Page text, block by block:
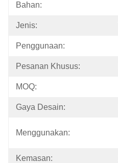
Bahan:
Jenis:
Penggunaan:
Pesanan Khusus:
MOQ:
Gaya Desain:
Menggunakan:
Kemasan: